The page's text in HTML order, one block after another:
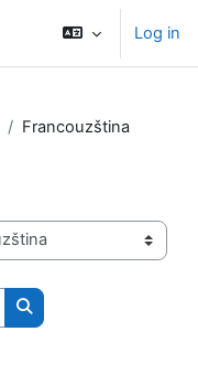
Log in
Francouzština
Search courses